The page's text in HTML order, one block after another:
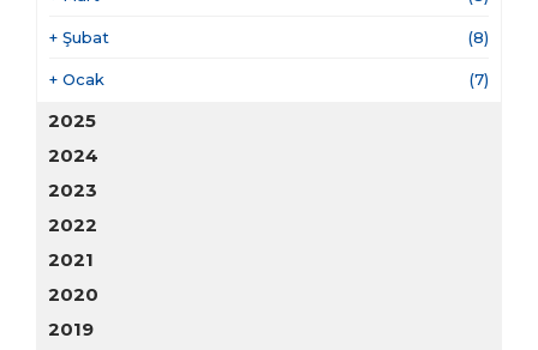
+ Şubat (8)
+ Ocak (7)
2025
2024
2023
2022
2021
2020
2019